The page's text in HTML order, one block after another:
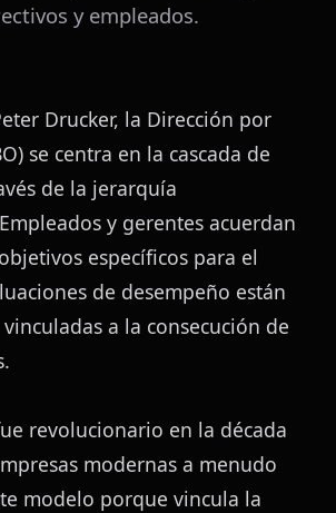
y empleados.
Drucker, la Dirección por
se centra en la cascada de
de la jerarquía
y gerentes acuerdan
específicos para el
de desempeño están
a la consecución de
revolucionario en la década
modernas a menudo
modelo porque vincula la